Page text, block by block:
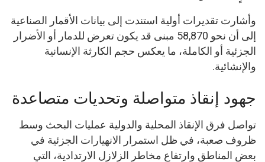
وأشارت تقديرات أولية استندت إلى بيانات الأقمار الصناعية
إلى أن نحو 58,870 مبنى قد يكون تعرض للدمار أو الأضرار
الجزئية أو الكاملة، ما يعكس حجم الكارثة الإنسانية
والإنشائية.
جهود إنقاذ متواصلة وتحديات متصاعدة
تواصل فرق الإنقاذ المحلية والدولية عمليات البحث وسط
ظروف صعبة، في ظل استمرار الانهيارات الجزئية في
بعض المناطق وارتفاع مخاطر الزلازل الارتدادية، التي